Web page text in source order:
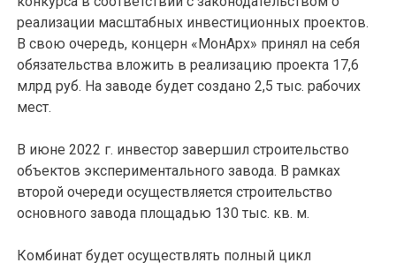
реализации масштабных инвестиционных проектов.
В свою очередь, концерн «МонАрх» принял на себя
обязательства вложить в реализацию проекта 17,6
млрд руб. На заводе будет создано 2,5 тыс. рабочих
мест.
В июне 2022 г. инвестор завершил строительство
объектов экспериментального завода. В рамках
второй очереди осуществляется строительство
основного завода площадью 130 тыс. кв. м.
Комбинат будет осуществлять полный цикл